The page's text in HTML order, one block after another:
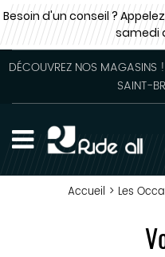
Besoin d'un conseil ?
samedi
DÉCOUVREZ NOS
SAINT-
Accueil > Les